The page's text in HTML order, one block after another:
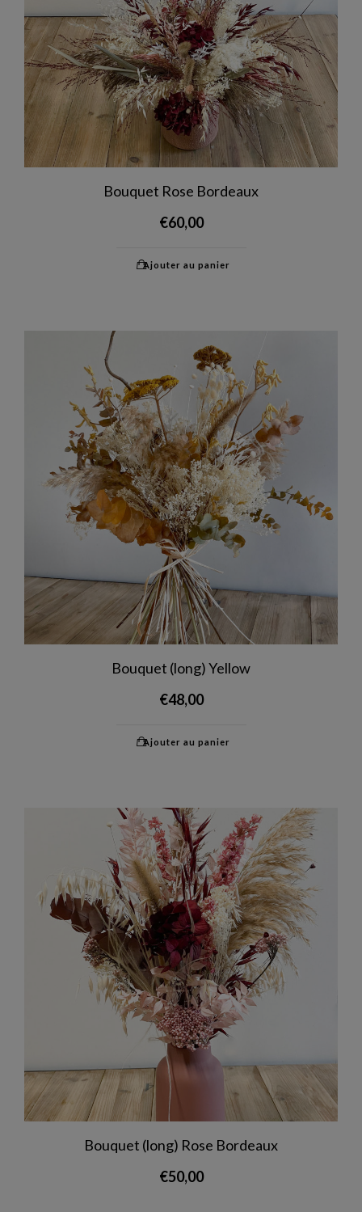
Bouquet Rose Bordeaux
€60,00
Ajouter au panier
Bouquet (long) Yellow
€48,00
Ajouter au panier
Bouquet (long) Rose Bordeaux
€50,00